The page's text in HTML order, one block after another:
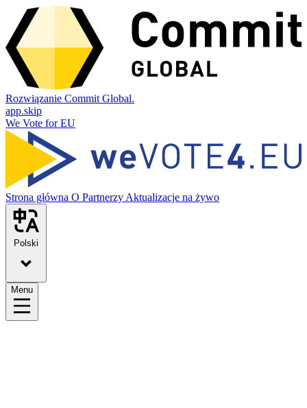
Rozwiązanie Commit Global.
app.skip
We Vote for EU
Strona główna O Partnerzy Aktualizacje na żywo
Polski
Menu